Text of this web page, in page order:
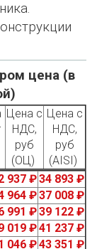
цена (в
Цена с
НДС,
руб
(ОЦ)
Цена с
НДС,
руб
(AISI)
937 ₽34 893 ₽
964 ₽37 008 ₽
991 ₽39 122 ₽
019 ₽41 237 ₽
046 ₽43 351 ₽